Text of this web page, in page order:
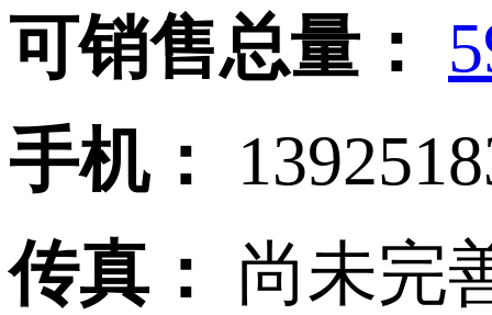
可销售总量：
手机：
传真：
尚未完